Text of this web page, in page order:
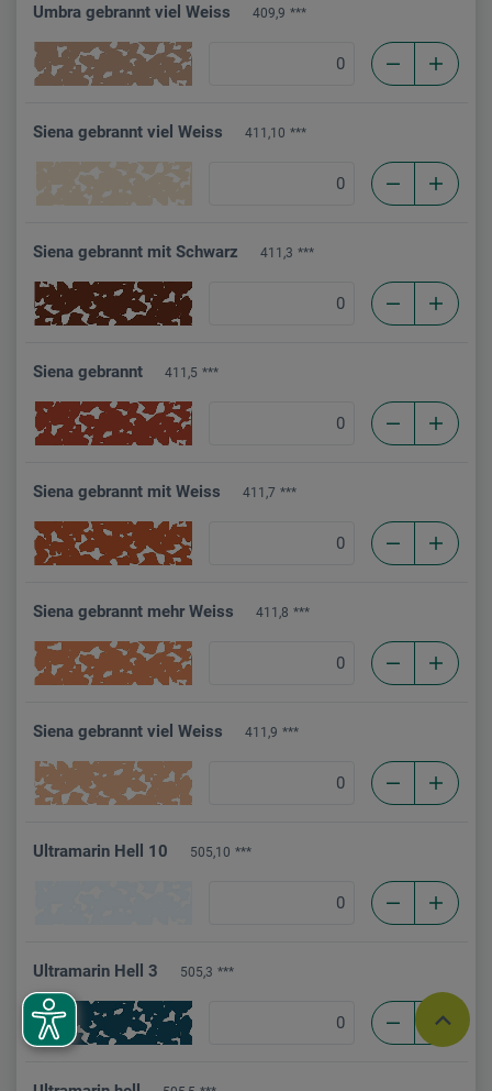
Umbra gebrannt viel Weiss 409,9 ***
Siena gebrannt viel Weiss 411,10 ***
Siena gebrannt mit Schwarz 411,3 ***
Siena gebrannt 411,5 ***
Siena gebrannt mit Weiss 411,7 ***
Siena gebrannt mehr Weiss 411,8 ***
Siena gebrannt viel Weiss 411,9 ***
Ultramarin Hell 10 505,10 ***
Ultramarin Hell 3 505,3 ***